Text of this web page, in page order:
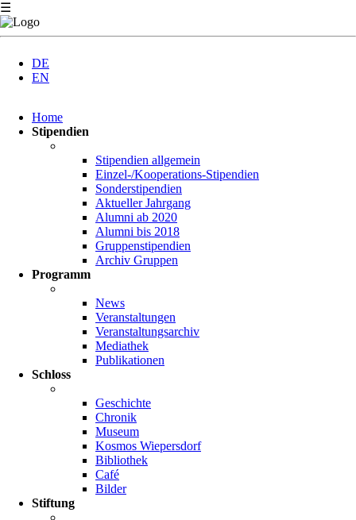
☰
DE
EN
überspringen
Home
Stipendien
Stipendien allgemein
Einzel-/Kooperations-Stipendien
Sonderstipendien
Aktueller Jahrgang
Alumni ab 2020
Alumni bis 2018
Gruppenstipendien
Archiv Gruppen
Programm
News
Veranstaltungen
Veranstaltungsarchiv
Mediathek
Publikationen
Schloss
Geschichte
Chronik
Museum
Kosmos Wiepersdorf
Bibliothek
Café
Bilder
Stiftung